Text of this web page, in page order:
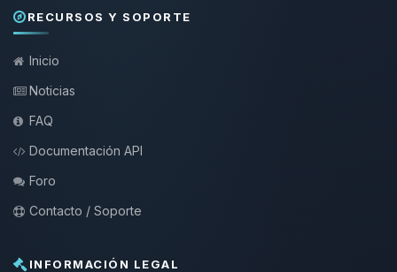
RECURSOS Y SOPORTE
Inicio
Noticias
FAQ
Documentación API
Foro
Contacto / Soporte
INFORMACIÓN LEGAL